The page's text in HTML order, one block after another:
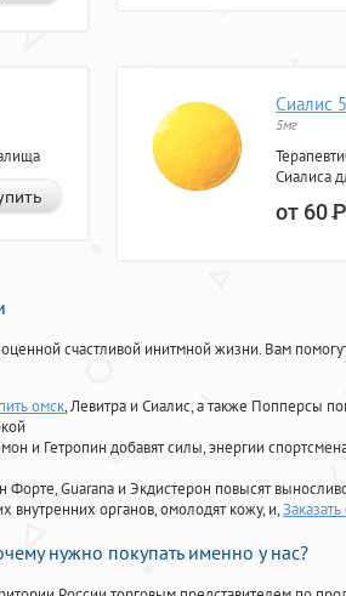
Сиалис
5мг
Сиалиса
от 60Р
счастливой инитмной жизни. Вам
омск, Левитра и Сиалис, а также Попперсы
и Гетропин добавят силы, энергии
Guarana и Экдистерон повысят
внутренних органов, омолодят кожу, и,
нужно покупать именно у нас?